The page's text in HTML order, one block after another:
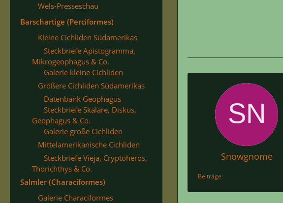
Wels-Presseschau
Barschartige (Perciformes)
Kleine Cichliden Südamerikas
Steckbriefe Apistogramma,
Mikrogeophagus & Co.
Galerie kleine Cichliden
Größere Cichliden Südamerikas
Datenbank Geophagus
Steckbriefe Skalare, Diskus,
Geophagus & Co.
Galerie große Cichliden
Mittelamerikanische Cichliden
Steckbriefe Vieja, Cryptoheros,
Thorichthys & Co.
Salmler (Characiformes)
Galerie Characiformes
Snowgnome
Beiträge